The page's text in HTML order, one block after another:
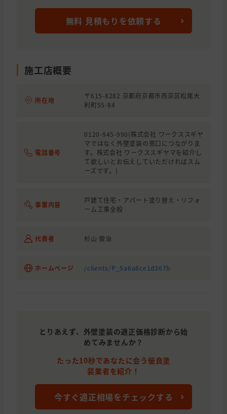
無料 見積もりを依頼する
施工店概要
所在地
〒615-8282 京都府京都市西京区松尾大
利町55-84
電話番号
0120-945-990(株式会社 ワークススギヤ
マではなく外壁塗装の窓口につながりま
す。株式会社 ワークススギヤマを紹介し
て欲しいとお伝えしていただければスム
ーズです。)
事業内容
戸建て住宅・アパート塗り替え・リフォ
ーム工事全般
代表者 杉山 俊治
ホームページ /clients/P_5a6a8ce1d367b
とりあえず、外壁塗装の適正価格診断から始
めてみませんか？
たった10秒であなたに会う優良塗
装業者を紹介！
今すぐ適正相場をチェックする